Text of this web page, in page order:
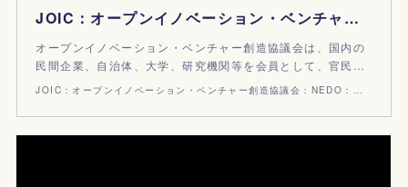
JOIC：オープンイノベーション・ベンチャー創造協議会：NEDO：国立研究開発法人新エネルギー・産業技術総合開発機構
オープンイノベーション・ベンチャー創造協議会は、国内の
民間企業、自治体、大学、研究機関等を会員として、官民…
JOIC：オープンイノベーション・ベンチャー創造協議会：NEDO：国立研究開発法人新エネルギー・産業技術総合開発機構